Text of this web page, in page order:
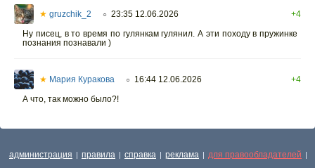
★ gruzchik_2 ○ 23:35 12.06.2026
+4
Ну писец, в то время по гулянкам гулянил. А эти походу в пружинке
познания познавали )
★ Мария Куракова ○ 16:44 12.06.2026
+4
А что, так можно было?!
администрация | правила | справка | реклама | для правообладателей |